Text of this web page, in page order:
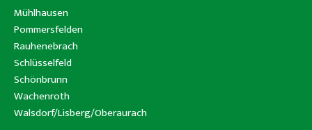
Mühlhausen
Pommersfelden
Rauhenebrach
Schlüsselfeld
Schönbrunn
Wachenroth
Walsdorf/Lisberg/Oberaurach